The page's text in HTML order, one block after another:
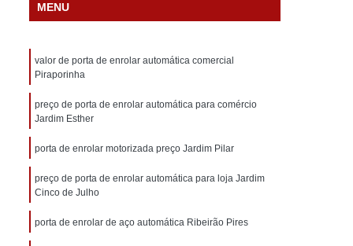
Galvanizada
Comercial
Porta para Salão Comercial
de Correr
de Aço Forte
Porta de Aço Reforçado
Porta Comércio Enrolar
Porta de Enrolar
Porta de Enrolar Galvanizada
Industrial
Porta de Enrolar Manual
MENU
valor de porta de enrolar automática comercial
Piraporinha
preço de porta de enrolar automática para comércio
Jardim Esther
porta de enrolar motorizada preço Jardim Pilar
preço de porta de enrolar automática para loja Jardim
Cinco de Julho
porta de enrolar de aço automática Ribeirão Pires